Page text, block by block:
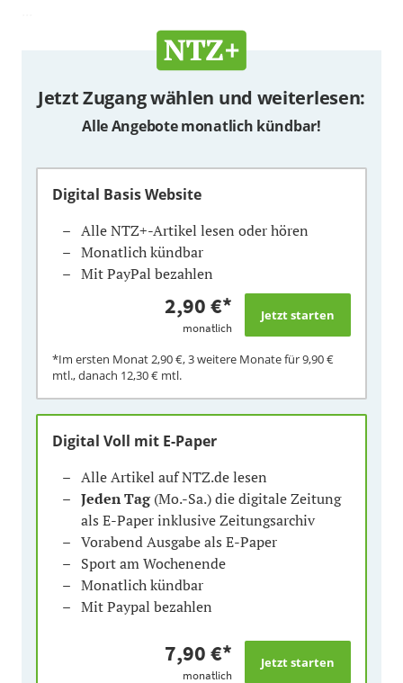
Jetzt Zugang wählen und weiterlesen:
Alle Angebote monatlich kündbar!
Digital Basis Website
Alle NTZ+-Artikel lesen oder hören
Monatlich kündbar
Mit PayPal bezahlen
2,90 €*
monatlich
*Im ersten Monat2,90 €, 3 weitere Monate für9,90 €
mtl., danach 12,30 € mtl.
Digital Voll mit E-Paper
Alle Artikel auf NTZ.de lesen
Jeden Tag(Mo.-Sa.) die digitale Zeitung
als E-Paper inklusive Zeitungsarchiv
Vorabend Ausgabe als E-Paper
Sport am Wochenende
Monatlich kündbar
Mit Paypal bezahlen
7,90 €*
monatlich